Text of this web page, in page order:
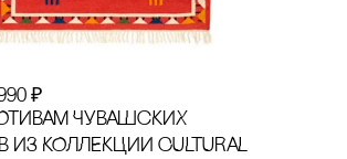
₽
ЧУВАШсКИХ
КОЛЛЕКЦИИ CULTURAL